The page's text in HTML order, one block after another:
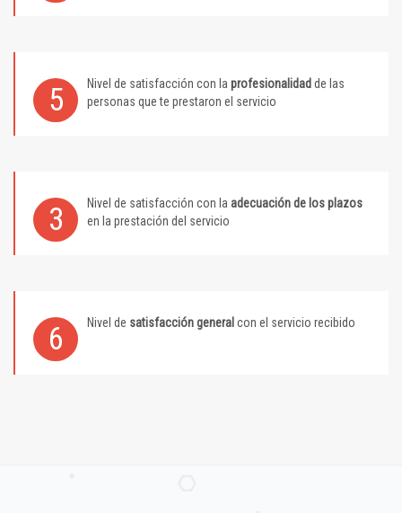
5 Nivel de satisfacción con la profesionalidad de las
personas que te prestaron el servicio
3 Nivel de satisfacción con la adecuación de los plazos
en la prestación del servicio
6 Nivel de satisfacción general con el servicio recibido